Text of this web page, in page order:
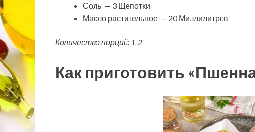
Соль — 3 Щепотки
Масло растительное — 20 Миллилитров
Количество порций: 1-2
Как приготовить